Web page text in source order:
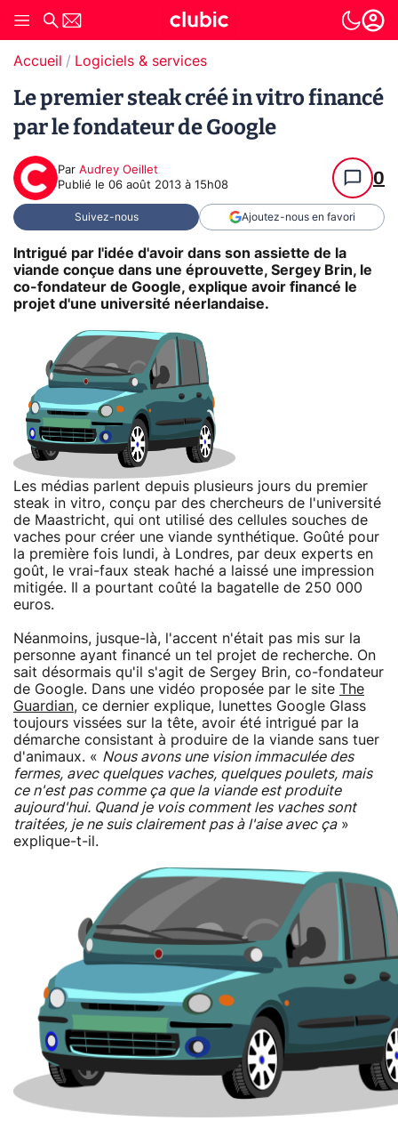
Accueil Logiciels & services
Le premier steak créé in vitro financé
par le fondateur de Google
Par Audrey Oeillet
Publié le 06 août 2013 à 15h08 0
Suivez-nous Ajoutez-nous en favori
Intrigué par l'idée d'avoir dans son assiette de la
viande conçue dans une éprouvette, Sergey Brin, le
co-fondateur de Google, explique avoir financé le
projet d'une université néerlandaise.
Les médias parlent depuis plusieurs jours du premier
steak in vitro, conçu par des chercheurs de l'université
de Maastricht, qui ont utilisé des cellules souches de
vaches pour créer une viande synthétique. Goûté pour
la première fois lundi, à Londres, par deux experts en
goût, le vrai-faux steak haché a laissé une impression
mitigée. Il a pourtant coûté la bagatelle de 250 000
euros.
Néanmoins, jusque-là, l'accent n'était pas mis sur la
personne ayant financé un tel projet de recherche. On
sait désormais qu'il s'agit de Sergey Brin, co-fondateur
de Google. Dans une vidéo proposée par le site The
Guardian, ce dernier explique, lunettes Google Glass
toujours vissées sur la tête, avoir été intrigué par la
démarche consistant à produire de la viande sans tuer
d'animaux. « Nous avons une vision immaculée des
fermes, avec quelques vaches, quelques poulets, mais
ce n'est pas comme ça que la viande est produite
aujourd'hui. Quand je vois comment les vaches sont
traitées, je ne suis clairement pas à l'aise avec ça»
explique-t-il.